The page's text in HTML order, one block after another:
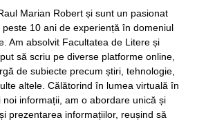
Marian Robert și sunt un pasionat
10 ani de experiență în domeniul
Am absolvit Facultatea de Litere și
să scriu pe diverse platforme online,
de subiecte precum știri, tehnologie,
altele. Călătorind în lumea virtuală în
informații, am o abordare unică și
prezentarea informațiilor, reușind să